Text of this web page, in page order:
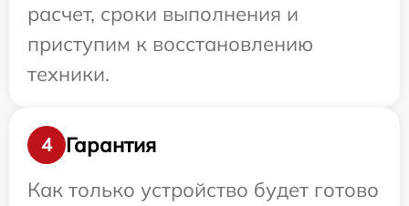
расчет, сроки выполнения и
приступим к восстановлению
техники.
4
Гарантия
Как только устройство будет готово